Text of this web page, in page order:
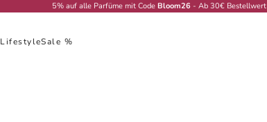
5% auf alle Parfüme mit Code Bloom26- Ab 30€ Bestellwert
LifestyleSale %